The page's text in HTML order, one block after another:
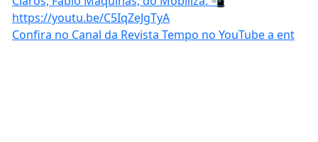
Confira no Canal da Revista Tempo no YouTube a ent